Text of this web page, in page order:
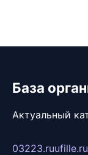
База
Актуальный
03223.ruufille.ru